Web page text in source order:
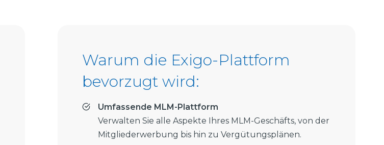
Warum die Exigo-Plattform
bevorzugt wird:
Umfassende MLM-Plattform
Verwalten Sie alle Aspekte Ihres MLM-Geschäfts, von der
Mitgliederwerbung bis hin zu Vergütungsplänen.